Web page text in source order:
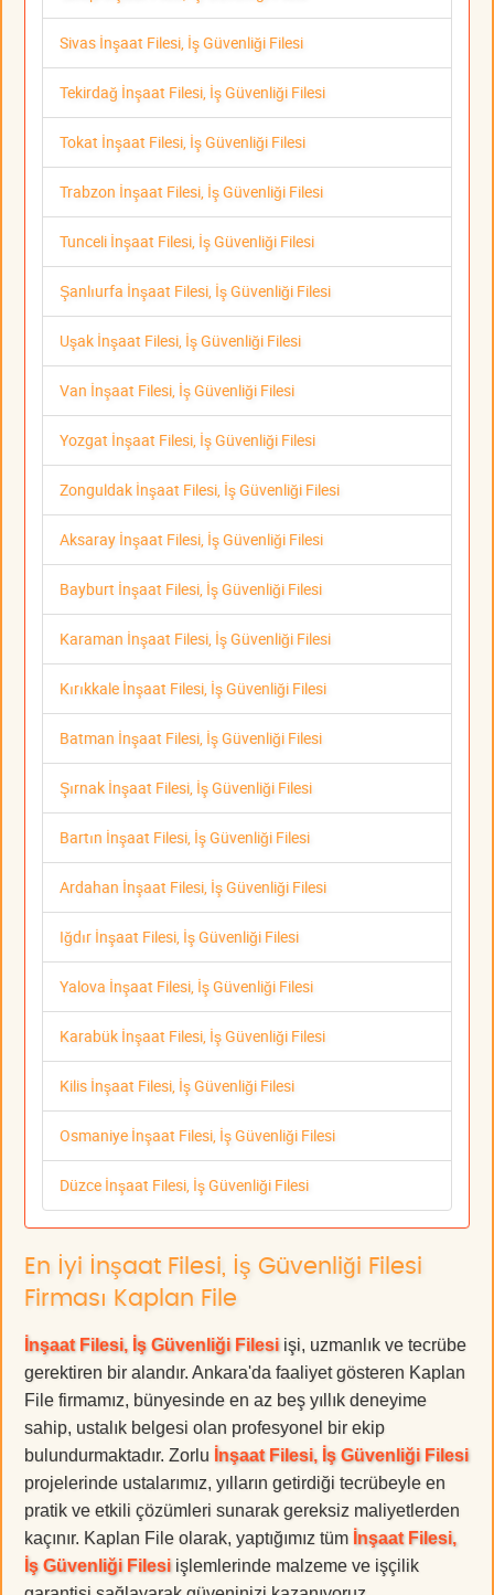
Sivas İnşaat Filesi, İş Güvenliği Filesi
Tekirdağ İnşaat Filesi, İş Güvenliği Filesi
Tokat İnşaat Filesi, İş Güvenliği Filesi
Trabzon İnşaat Filesi, İş Güvenliği Filesi
Tunceli İnşaat Filesi, İş Güvenliği Filesi
Şanlıurfa İnşaat Filesi, İş Güvenliği Filesi
Uşak İnşaat Filesi, İş Güvenliği Filesi
Van İnşaat Filesi, İş Güvenliği Filesi
Yozgat İnşaat Filesi, İş Güvenliği Filesi
Zonguldak İnşaat Filesi, İş Güvenliği Filesi
Aksaray İnşaat Filesi, İş Güvenliği Filesi
Bayburt İnşaat Filesi, İş Güvenliği Filesi
Karaman İnşaat Filesi, İş Güvenliği Filesi
Kırıkkale İnşaat Filesi, İş Güvenliği Filesi
Batman İnşaat Filesi, İş Güvenliği Filesi
Şırnak İnşaat Filesi, İş Güvenliği Filesi
Bartın İnşaat Filesi, İş Güvenliği Filesi
Ardahan İnşaat Filesi, İş Güvenliği Filesi
Iğdır İnşaat Filesi, İş Güvenliği Filesi
Yalova İnşaat Filesi, İş Güvenliği Filesi
Karabük İnşaat Filesi, İş Güvenliği Filesi
Kilis İnşaat Filesi, İş Güvenliği Filesi
Osmaniye İnşaat Filesi, İş Güvenliği Filesi
Düzce İnşaat Filesi, İş Güvenliği Filesi
En İyi İnşaat Filesi, İş Güvenliği Filesi
Firması Kaplan File
İnşaat Filesi, İş Güvenliği Filesi işi, uzmanlık ve tecrübe
gerektiren bir alandır. Ankara'da faaliyet gösteren Kaplan
File firmamız, bünyesinde en az beş yıllık deneyime
sahip, ustalık belgesi olan profesyonel bir ekip
bulundurmaktadır. Zorlu İnşaat Filesi, İş Güvenliği Filesi
projelerinde ustalarımız, yılların getirdiği tecrübeyle en
pratik ve etkili çözümleri sunarak gereksiz maliyetlerden
kaçınır. Kaplan File olarak, yaptığımız tüm İnşaat Filesi,
İş Güvenliği Filesi işlemlerinde malzeme ve işçilik